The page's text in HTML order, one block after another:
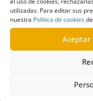
utilizadas. Para editar sus
nuestra Política de cookies
Aceptar